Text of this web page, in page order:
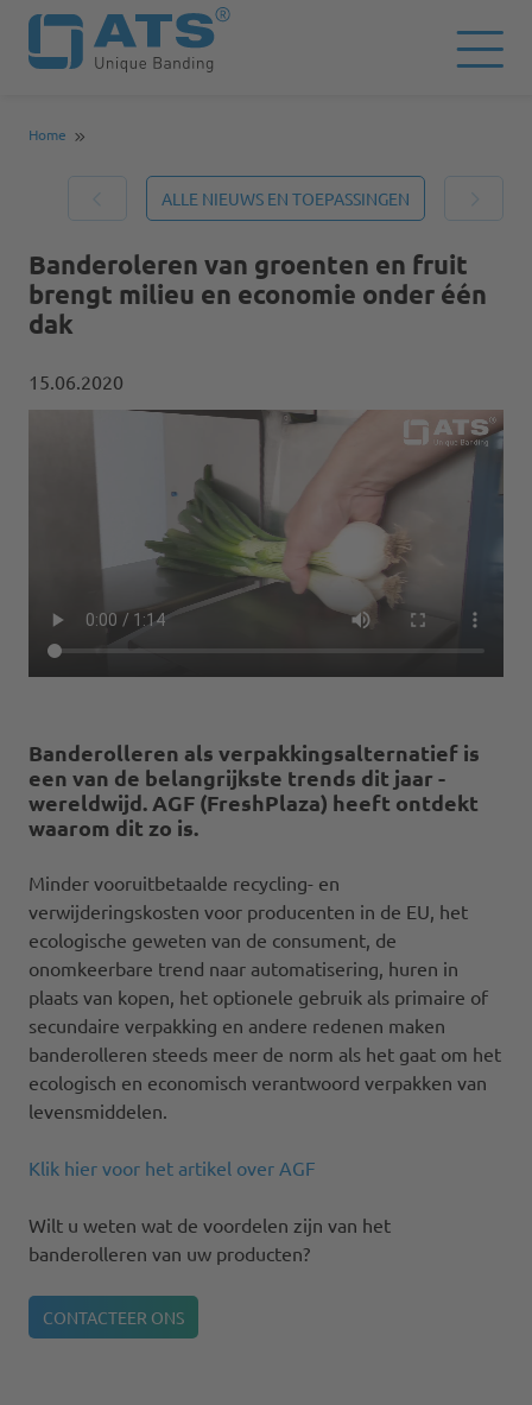
Home
ALLE NIEUWS EN TOEPASSINGEN
Banderoleren van groenten en fruit
brengt milieu en economie onder één
dak
15.06.2020
Banderolleren als verpakkingsalternatief is
een van de belangrijkste trends dit jaar -
wereldwijd. AGF (FreshPlaza) heeft ontdekt
waarom dit zo is.
Minder vooruitbetaalde recycling- en
verwijderingskosten voor producenten in de EU, het
ecologische geweten van de consument, de
onomkeerbare trend naar automatisering, huren in
plaats van kopen, het optionele gebruik als primaire of
secundaire verpakking en andere redenen maken
banderolleren steeds meer de norm als het gaat om het
ecologisch en economisch verantwoord verpakken van
levensmiddelen.
Klik hier voor het artikel over AGF
Wilt u weten wat de voordelen zijn van het
banderolleren van uw producten?
CONTACTEER ONS